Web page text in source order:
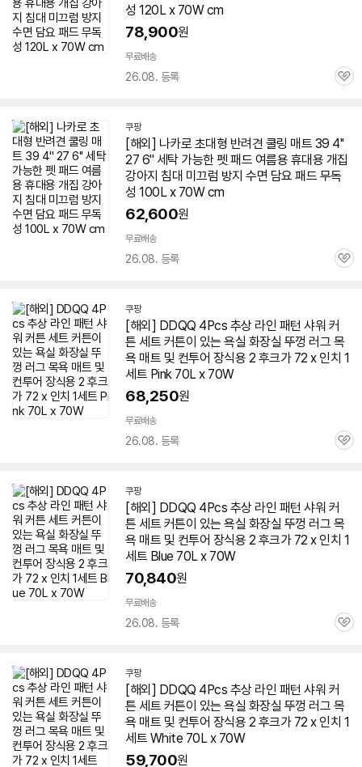
성 120L x 70Wcm
78,900원
무료배송
26.08. 등록
관
쿠팡
[해외] 나카로 초대형 반려견 쿨링 매트 39 4''
27 6'' 세탁 가능한 펫 패드 여름용 휴대용 개집
강아지 침대 미끄럼 방지 수면 담요 패드 무독
성 100L x 70Wcm
62,600원
무료배송
26.08. 등록
관
쿠팡
[해외] DDQQ 4Pcs 추상 라인 패턴 샤워 커
튼 세트 커튼이 있는 욕실 화장실 뚜껑 러그 목
욕 매트 및 컨투어 장식용 2 후크가 72 x 인치 1
세트 Pink 70L x 70W
68,250원
무료배송
26.08. 등록
관
쿠팡
[해외] DDQQ 4Pcs 추상 라인 패턴 샤워 커
튼 세트 커튼이 있는 욕실 화장실 뚜껑 러그 목
욕 매트 및 컨투어 장식용 2 후크가 72 x 인치 1
세트 Blue 70L x 70W
70,840원
무료배송
26.08. 등록
관
쿠팡
[해외] DDQQ 4Pcs 추상 라인 패턴 샤워 커
튼 세트 커튼이 있는 욕실 화장실 뚜껑 러그 목
욕 매트 및 컨투어 장식용 2 후크가 72 x 인치 1
세트 White 70L x 70W
59,700원